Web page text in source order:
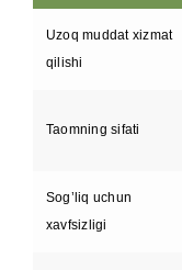
Uzoq muddat xizmat
qilishi
Taomning sifati
Sog’liq uchun
xavfsizligi